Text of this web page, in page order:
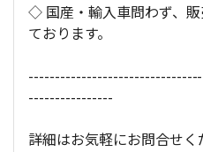
◇ 国産・輸入車問わず、
ております。
----------------
詳細はお気軽にお問合せく